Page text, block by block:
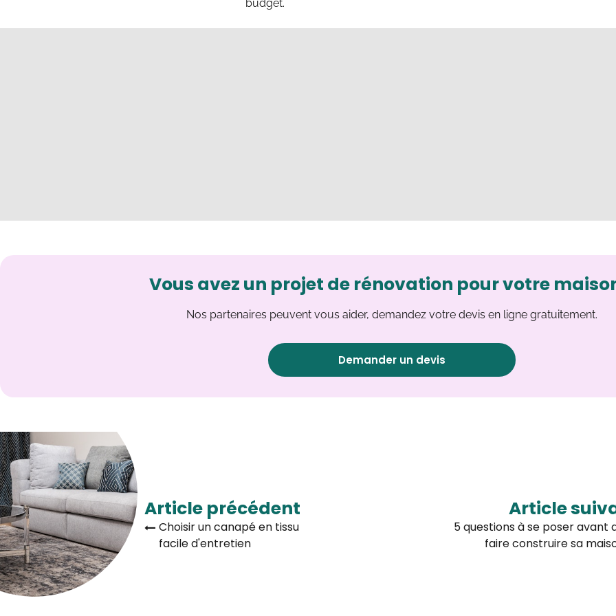
budget.
Vous avez un projet de rénovation pour votre
Nos partenaires peuvent vous aider, demandez votre devis en ligne gratuitement.
Demander un devis
Article précédent
Choisir un canapé en tissu
facile d'entretien
Article
5 questions à se poser avant
faire construire sa